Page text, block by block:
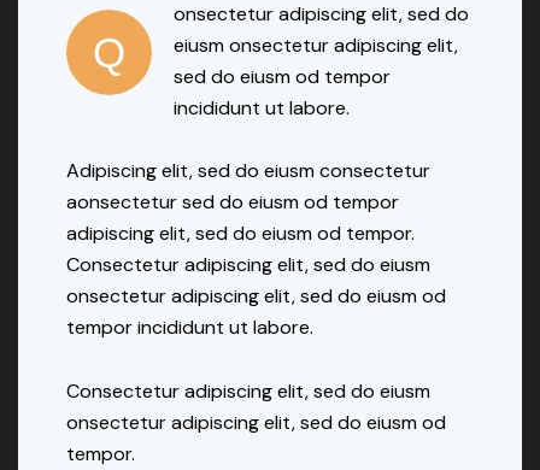
Q
onsectetur adipiscing elit, sed do
eiusm onsectetur adipiscing elit,
sed do eiusm od tempor
incididunt ut labore.
Adipiscing elit, sed do eiusm consectetur
aonsectetur sed do eiusm od tempor
adipiscing elit, sed do eiusm od tempor.
Consectetur adipiscing elit, sed do eiusm
onsectetur adipiscing elit, sed do eiusm od
tempor incididunt ut labore.
Consectetur adipiscing elit, sed do eiusm
onsectetur adipiscing elit, sed do eiusm od
tempor.